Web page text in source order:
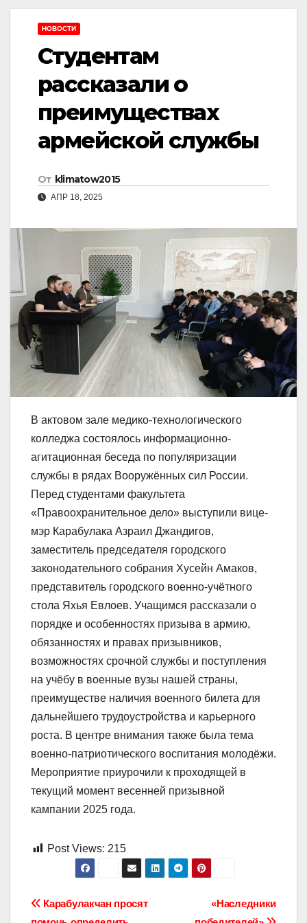
НОВОСТИ
Студентам
рассказали о
преимуществах
армейской службы
От klimatow2015
АПР 18, 2025
В актовом зале медико-технологического
колледжа состоялось информационно-
агитационная беседа по популяризации
службы в рядах Вооружённых сил России.
Перед студентами факультета
«Правоохранительное дело» выступили вице-
мэр Карабулака Азраил Джандигов,
заместитель председателя городского
законодательного собрания Хусейн Амаков,
представитель городского военно-учётного
стола Яхья Евлоев. Учащимся рассказали о
порядке и особенностях призыва в армию,
обязанностях и правах призывников,
возможностях срочной службы и поступления
на учёбу в военные вузы нашей страны,
преимуществе наличия военного билета для
дальнейшего трудоустройства и карьерного
роста. В центре внимания также была тема
военно-патриотического воспитания молодёжи.
Мероприятие приурочили к проходящей в
текущий момент весенней призывной
кампании 2025 года.
Post Views: 215
Навигация
«Наследники
Карабулакчан просят